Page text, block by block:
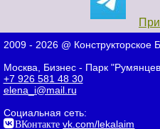
2009 - 2026 @
Москва, Бизнес - Парк
+7 926 581 48 30
elena_i@mail.ru
Социальная сеть:
ВКонтакте vk.com/lekalaim